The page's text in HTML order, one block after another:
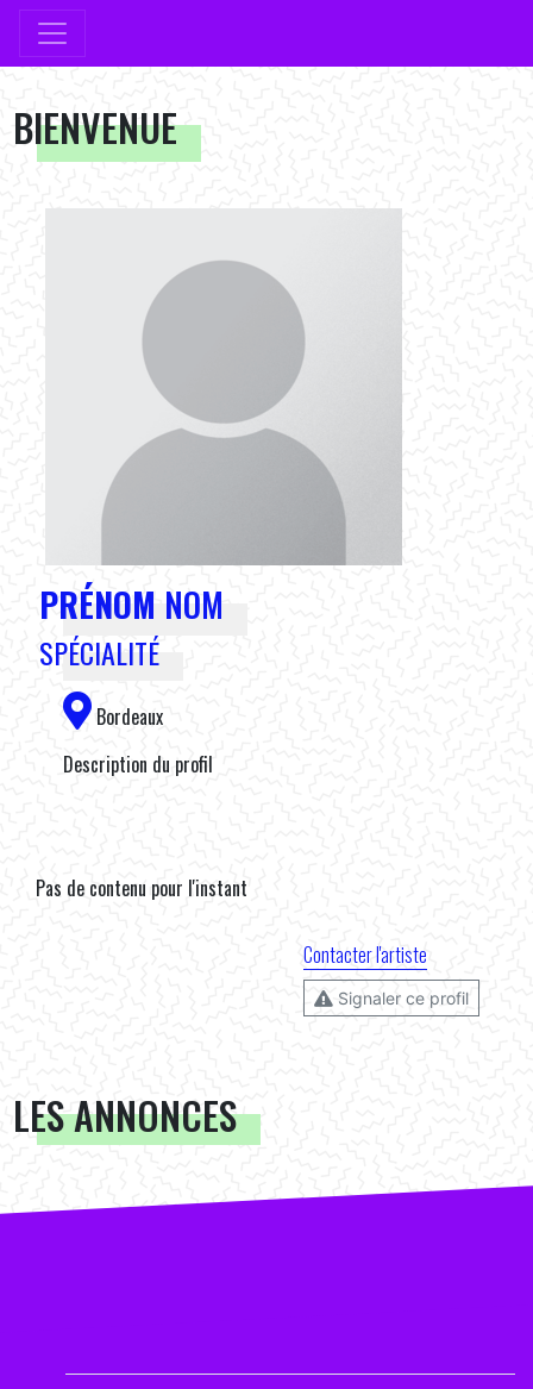
BIENVENUE
PRÉNOM NOM
SPÉCIALITÉ
Bordeaux
Description du profil
Pas de contenu pour l'instant
Contacter l'artiste
Signaler ce profil
LES ANNONCES